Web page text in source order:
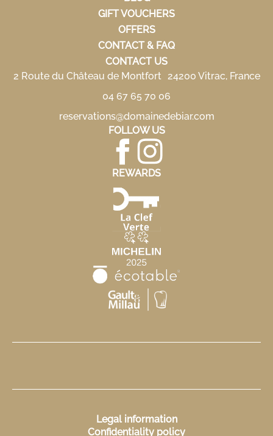
GIFT VOUCHERS
OFFERS
CONTACT & FAQ
CONTACT US
2 Route du Château de Montfort 24200 Vitrac, France
04 67 65 70 06
reservations@domainedebiar.com
FOLLOW US
REWARDS
Legal information
Confidentiality policy